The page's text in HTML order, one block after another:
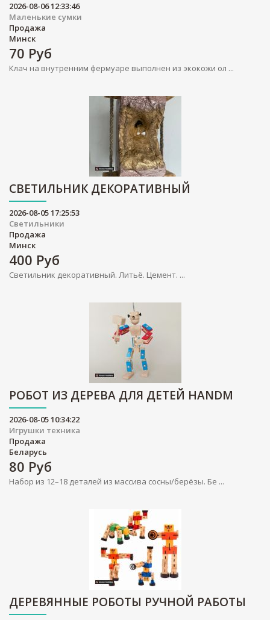
2026-08-06 12:33:46
Маленькие сумки
Продажа
Минск
70 Руб
Клач на внутренним фермуаре выполнен из экокожи ол ...
СВЕТИЛЬНИК ДЕКОРАТИВНЫЙ
2026-08-05 17:25:53
Светильники
Продажа
Минск
400 Руб
Светильник декоративный. Литьё. Цемент. ...
РОБОТ ИЗ ДЕРЕВА ДЛЯ ДЕТЕЙ HANDM
2026-08-05 10:34:22
Игрушки техника
Продажа
Беларусь
80 Руб
Набор из 12–18 деталей из массива сосны/берёзы. Бе ...
ДЕРЕВЯННЫЕ РОБОТЫ РУЧНОЙ РАБОТЫ